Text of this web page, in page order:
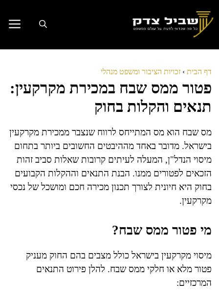
לתוכן
דף הבית › זכויות הציבור ומשפט מנהלי
פטור ממס שבח במכירת מקרקעין:
תנאים והקלות בחוק
מס שבח הוא מס המתייחס לרווח שנצבר ממכירת מקרקעין
בישראל. מדובר באחד מההיבטים החשובים ביותר בתחום
מיסוי הנדל"ן, המעלה לעיתים קרובות שאלות סביב זהות
הזכאים לפטורים ממנו. הבנת התנאים וההקלות הקבועים
בחוק היא חיונית לצורך תכנון מכירה חכם ומושכל של נכסי
מקרקעין.
מי פטור ממס שבח?
מיסוי מקרקעין בישראל כולל מצבים בהם החוק מעניק
פטור מלא או חלקי ממס שבח. להלן פירוט התנאים
המרכזיים: